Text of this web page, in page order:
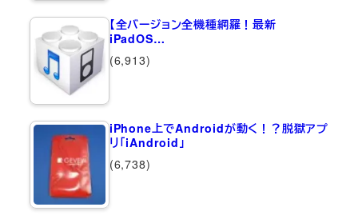
【全バージョン全機種網羅！最新
iPadOS…
(6,913)
iPhone上でAndroidが動く！？脱獄アプ
リ「iAndroid」
(6,738)